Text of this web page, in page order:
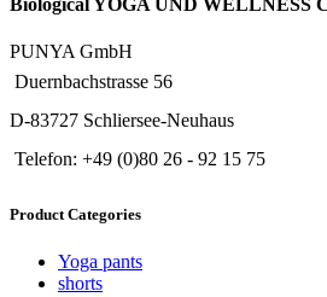
PUNYA GmbH
Duernbachstrasse 56
D-83727 Schliersee-Neuhaus
Telefon: +49 (0)80 26 - 92 15 75
Product Categories
Yoga pants
shorts